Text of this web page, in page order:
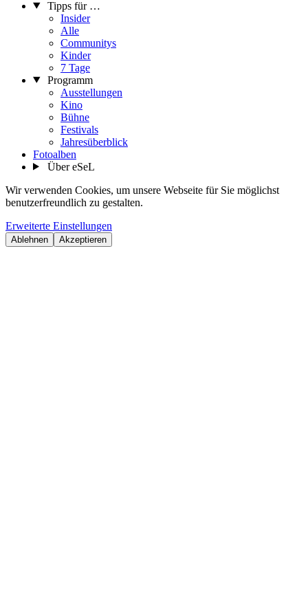
Tipps für …
Insider
Alle
Communitys
Kinder
7 Tage
Programm
Ausstellungen
Kino
Bühne
Festivals
Jahresüberblick
Fotoalben
Über eSeL
Wir verwenden Cookies, um unsere Webseite für Sie möglichst
benutzerfreundlich zu gestalten.
Erweiterte Einstellungen
Ablehnen Akzeptieren